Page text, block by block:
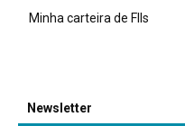
Minha carteira de FIIs
Newsletter